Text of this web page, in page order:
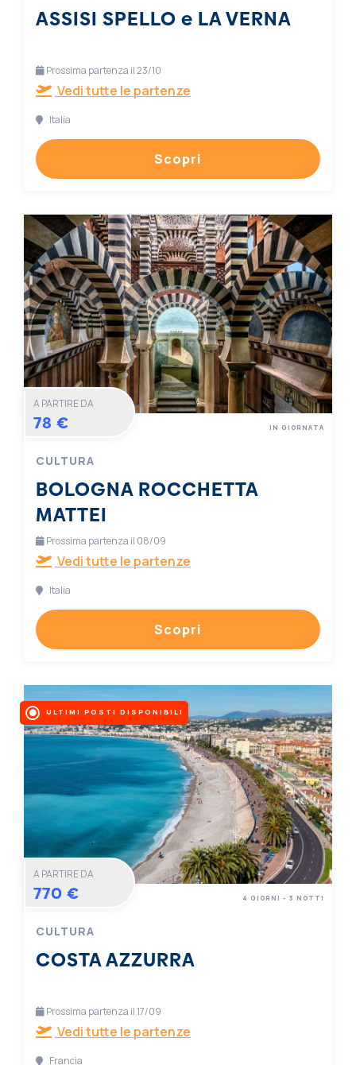
ASSISI SPELLO e LA VERNA
Prossima partenza il 23/10
Vedi tutte le partenze
Italia
Scopri
A PARTIRE DA
78 €
CULTURA
BOLOGNA ROCCHETTA
MATTEI
IN GIORNATA
Prossima partenza il 08/09
Vedi tutte le partenze
Italia
Scopri
ULTIMI POSTI DISPONIBILI
A PARTIRE DA
770 €
CULTURA
COSTA AZZURRA
4 GIORNI - 3 NOTTI
Prossima partenza il 17/09
Vedi tutte le partenze
Francia